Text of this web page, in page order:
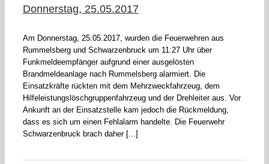
Donnerstag, 25.05.2017
Am Donnerstag, 25.05.2017, wurden die Feuerwehren aus
Rummelsberg und Schwarzenbruck um 11:27 Uhr über
Funkmeldeempfänger aufgrund einer ausgelösten
Brandmeldeanlage nach Rummelsberg alarmiert. Die
Einsatzkräfte rückten mit dem Mehrzweckfahrzeug, dem
Hilfeleistungslöschgruppenfahrzeug und der Drehleiter aus. Vor
Ankunft an der Einsatzstelle kam jedoch die Rückmeldung,
dass es sich um einen Fehlalarm handelte. Die Feuerwehr
Schwarzenbruck brach daher [...]